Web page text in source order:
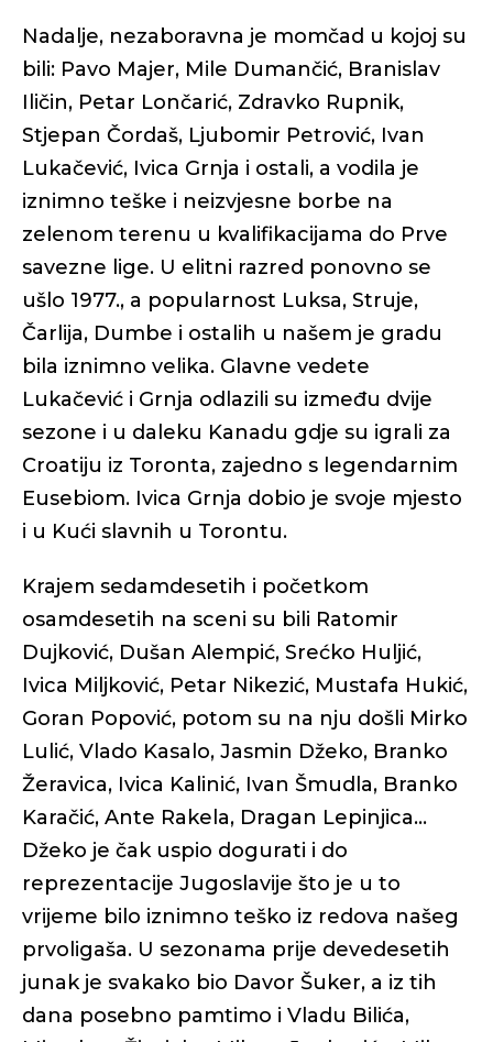
Nadalje, nezaboravna je momčad u kojoj su
bili: Pavo Majer, Mile Dumančić, Branislav
Iličin, Petar Lončarić, Zdravko Rupnik,
Stjepan Čordaš, Ljubomir Petrović, Ivan
Lukačević, Ivica Grnja i ostali, a vodila je
iznimno teške i neizvjesne borbe na
zelenom terenu u kvalifikacijama do Prve
savezne lige. U elitni razred ponovno se
ušlo 1977., a popularnost Luksa, Struje,
Čarlija, Dumbe i ostalih u našem je gradu
bila iznimno velika. Glavne vedete
Lukačević i Grnja odlazili su između dvije
sezone i u daleku Kanadu gdje su igrali za
Croatiju iz Toronta, zajedno s legendarnim
Eusebiom. Ivica Grnja dobio je svoje mjesto
i u Kući slavnih u Torontu.
Krajem sedamdesetih i početkom
osamdesetih na sceni su bili Ratomir
Dujković, Dušan Alempić, Srećko Huljić,
Ivica Miljković, Petar Nikezić, Mustafa Hukić,
Goran Popović, potom su na nju došli Mirko
Lulić, Vlado Kasalo, Jasmin Džeko, Branko
Žeravica, Ivica Kalinić, Ivan Šmudla, Branko
Karačić, Ante Rakela, Dragan Lepinjica...
Džeko je čak uspio dogurati i do
reprezentacije Jugoslavije što je u to
vrijeme bilo iznimno teško iz redova našeg
prvoligaša. U sezonama prije devedesetih
junak je svakako bio Davor Šuker, a iz tih
dana posebno pamtimo i Vladu Bilića,